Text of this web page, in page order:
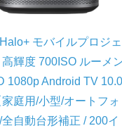
モバイルプロジェ
高輝度 700ISO ルーメ
1080p Android TV 10.0
庭用/小型/オートフォ
自動台形補正 / 200イ